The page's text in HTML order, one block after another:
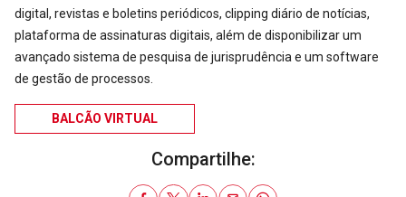
digital, revistas e boletins periódicos, clipping diário de notícias,
plataforma de assinaturas digitais, além de disponibilizar um
avançado sistema de pesquisa de jurisprudência e um software
de gestão de processos.
BALCÃO VIRTUAL
Compartilhe: